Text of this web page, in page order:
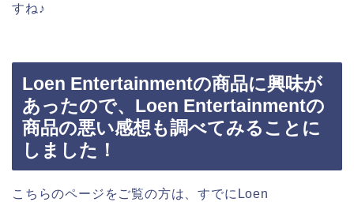
すね♪
Loen Entertainmentの商品に興味が
あったので、Loen Entertainmentの
商品の悪い感想も調べてみることに
しました！
こちらのページをご覧の方は、すでにLoen